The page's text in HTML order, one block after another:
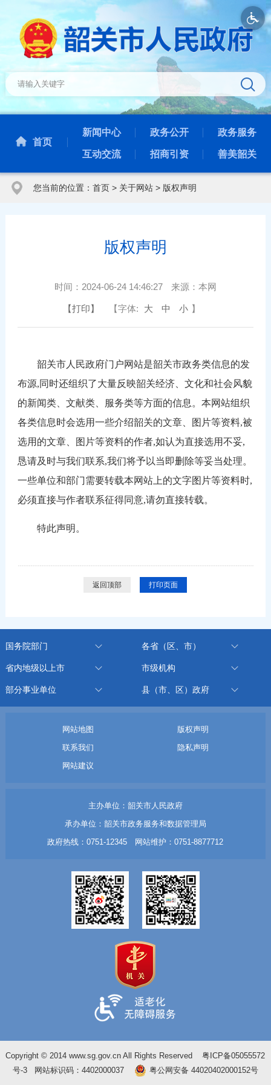
首页
新闻中心 政务公开 政务服务
互动交流 招商引资 善美韶关
您当前的位置： 首页> 关于网站> 版权声明
版权声明
时间： 2024-06-24 14:46:27 来源： 本网
【打印】 【字体: 大 中 小 】
韶关市人民政府门户网站是韶关市政务类信息的发
布源,同时还组织了大量反映韶关经济、文化和社会风貌
的新闻类、文献类、服务类等方面的信息。本网站组织
各类信息时会选用一些介绍韶关的文章、图片等资料,被
选用的文章、图片等资料的作者,如认为直接选用不妥,
恳请及时与我们联系,我们将予以当即删除等妥当处理。
一些单位和部门需要转载本网站上的文字图片等资料时,
必须直接与作者联系征得同意,请勿直接转载。
特此声明。
返回顶部 打印页面
国务院部门 各省（区、市）
省内地级以上市 市级机构
部分事业单位 县（市、区）政府
网站地图
版权声明
联系我们
隐私声明
网站建议
主办单位：韶关市人民政府
承办单位：韶关市政务服务和数据管理局
政府热线：0751-12345 网站维护：0751-8877712
Copyright © 2014 www.sg.gov.cn All Rights Reserved粤ICP备05055572
号-3网站标识码：4402000037 粤公网安备 44020402000152号